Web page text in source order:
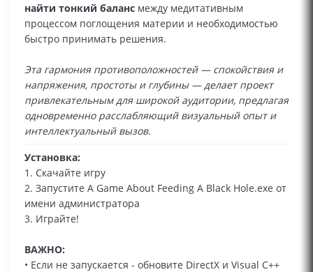
найти тонкий баланс между медитативным
процессом поглощения материи и необходимостью
быстро принимать решения.
Эта гармония противоположностей — спокойствия и
напряжения, простоты и глубины — делает проект
привлекательным для широкой аудитории, предлагая
одновременно расслабляющий визуальный опыт и
интеллектуальный вызов.
Установка:
1. Скачайте игру
2. Запустите A Game About Feeding A Black Hole.exe от
имени администратора
3. Играйте!
ВАЖНО:
• Если не запускается - обновите DirectX и Visual C++